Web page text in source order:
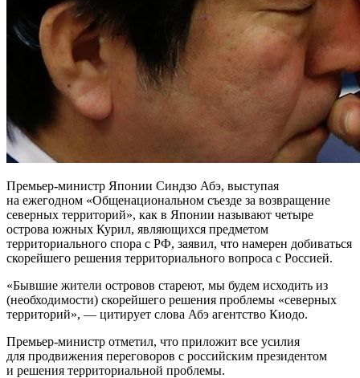
Премьер-министр Японии Синдзо Абэ, выступая
на ежегодном «Общенациональном съезде за возвращение
северных территорий», как в Японии называют четыре
острова южных Курил, являющихся предметом
территориального спора с РФ, заявил, что намерен добиваться
скорейшего решения территориального вопроса с Россией.
«Бывшие жители островов стареют, мы будем исходить из
(необходимости) скорейшего решения проблемы «северных
территорий», — цитирует слова Абэ агентство Киодо.
Премьер-министр отметил, что приложит все усилия
для продвижения переговоров с российским президентом
и решения территориальной проблемы.